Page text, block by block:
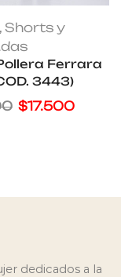
, Shorts y
Ferrara
3443)
$17.500
dedicados a la